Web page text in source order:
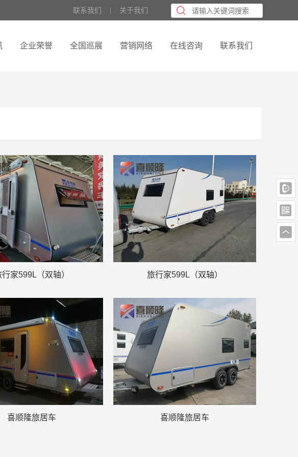
企业荣誉 全国巡展 营销网络 在线咨询 联系我们
联系我们 关于我们
行家599L（双轴） 旅行家599L（双轴）
喜顺隆旅居车 喜顺隆旅居车